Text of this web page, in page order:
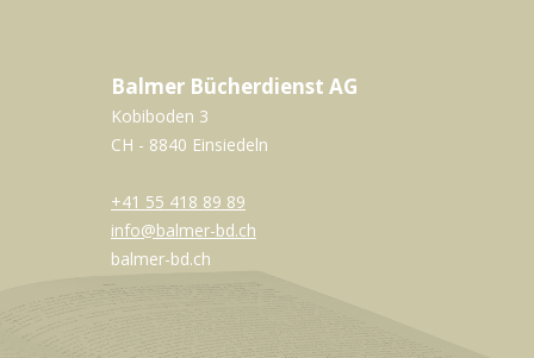
Balmer Bücherdienst AG
Kobiboden 3
CH - 8840 Einsiedeln
+41 55 418 89 89
info@balmer-bd.ch
balmer-bd.ch